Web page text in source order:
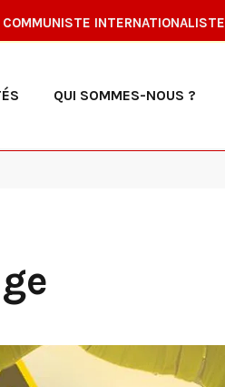
COMMUNISTE INTERNATIONALISTE
QUI SOMMES-NOUS ?